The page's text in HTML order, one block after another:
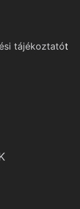
tájékoztatót